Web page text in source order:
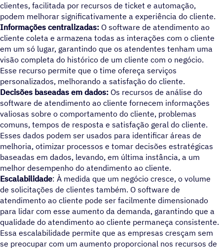
clientes, facilitada por recursos de ticket e automação,
podem melhorar significativamente a experiência do cliente.
Informações centralizadas: O software de atendimento ao
cliente coleta e armazena todas as interações com o cliente
em um só lugar, garantindo que os atendentes tenham uma
visão completa do histórico de um cliente com o negócio.
Esse recurso permite que o time ofereça serviços
personalizados, melhorando a satisfação do cliente.
Decisões baseadas em dados: Os recursos de análise do
software de atendimento ao cliente fornecem informações
valiosas sobre o comportamento do cliente, problemas
comuns, tempos de resposta e satisfação geral do cliente.
Esses dados podem ser usados para identificar áreas de
melhoria, otimizar processos e tomar decisões estratégicas
baseadas em dados, levando, em última instância, a um
melhor desempenho do atendimento ao cliente.
Escalabilidade: À medida que um negócio cresce, o volume
de solicitações de clientes também. O software de
atendimento ao cliente pode ser facilmente dimensionado
para lidar com esse aumento da demanda, garantindo que a
qualidade do atendimento ao cliente permaneça consistente.
Essa escalabilidade permite que as empresas cresçam sem
se preocupar com um aumento proporcional nos recursos de